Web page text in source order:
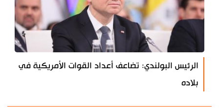
الرئيس البولندي: تضاعف أعداد القوات الأمريكية في
بلاده